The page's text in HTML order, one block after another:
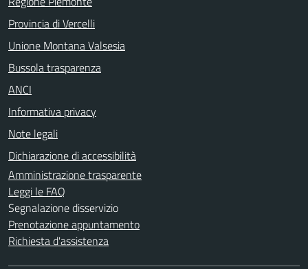
Provincia di Vercelli
Unione Montana Valsesia
Bussola trasparenza
ANCI
Informativa privacy
Note legali
Dichiarazione di accessibilità
Amministrazione trasparente
Leggi le FAQ
Segnalazione disservizio
Prenotazione appuntamento
Richiesta d'assistenza